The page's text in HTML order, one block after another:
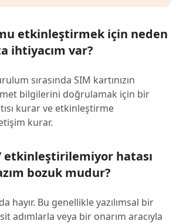
etkinleştirmek için neden
ihtiyacım var?
sırasında SIM kartınızın
bilgilerini doğrulamak için bir
kurar ve etkinleştirme
kurar.
etkinleştirilemiyor hatası
bozuk mudur?
hayır. Bu genellikle yazılımsal bir
adımlarla veya bir onarım aracıyla